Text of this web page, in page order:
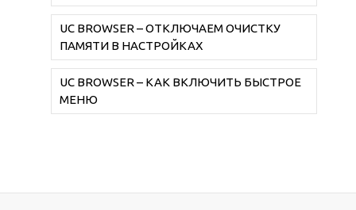
UC BROWSER – ОТКЛЮЧАЕМ ОЧИСТКУ
ПАМЯТИ В НАСТРОЙКАХ
UC BROWSER – КАК ВКЛЮЧИТЬ БЫСТРОЕ
МЕНЮ